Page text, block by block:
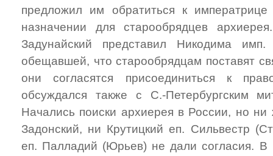
предложил им обратиться к
назначении для старообрядцев
Задунайский представил Никодима
обещавшей, что старообрядцам поставят
они согласятся присоединиться к
обсуждался также с С.-Петербургским
Начались поиски архиерея в России, но
Задонский, ни Крутицкий еп. Сильвестр
еп. Палладий (Юрьев) не дали согласия. В